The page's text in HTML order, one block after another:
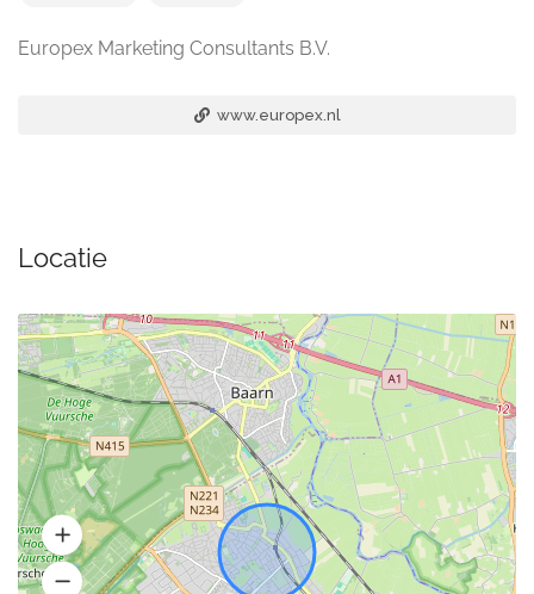
Europex Marketing Consultants B.V.
www.europex.nl
Locatie